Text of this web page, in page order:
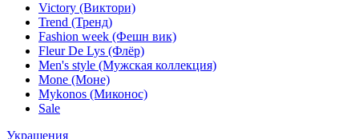
Victory (Виктори)
Trend (Тренд)
Fashion week (Фешн вик)
Fleur De Lys (Флёр)
Men's style (Мужская коллекция)
Mone (Моне)
Mykonos (Миконос)
Sale
Украшения